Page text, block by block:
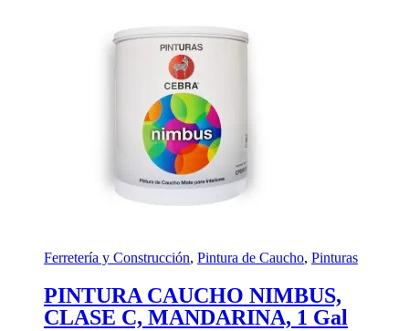
Ferretería y Construcción, Pintura de Caucho, Pinturas
PINTURA CAUCHO NIMBUS,
CLASE C, MANDARINA, 1 Gal